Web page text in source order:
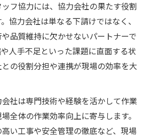
フ協力には、協力会社の果たす役割
協力会社は単なる下請けではなく、
品質維持に欠かせないパートナーで
人手不足といった課題に直面する状
の役割分担や連携が現場の効率を大
社は専門技術や経験を活かして作業
全体の作業効率向上に寄与します。
い工事や安全管理の徹底など、現場